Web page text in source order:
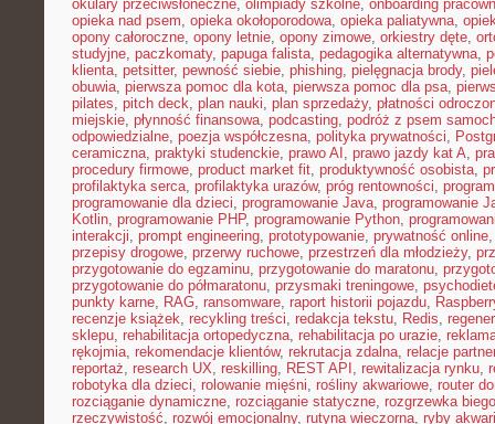
okulary przeciwsłoneczne, olimpiady szkolne, onboarding
opieka nad psem, opieka okołoporodowa, opieka paliatywna,
opony całoroczne, opony letnie, opony zimowe, orkiestry dęte,
studyjne, paczkomaty, papuga falista, pedagogika alternatywna,
klienta, petsitter, pewność siebie, phishing, pielęgnacja brody,
obuwia, pierwsza pomoc dla kota, pierwsza pomoc dla psa,
pilates, pitch deck, plan nauki, plan sprzedaży, płatności
miejskie, płynność finansowa, podcasting, podróż z psem
odpowiedzialne, poezja współczesna, polityka prywatności,
ceramiczna, praktyki studenckie, prawo AI , prawo jazdy kat A,
procedury firmowe, product market fit, produktywność osobista,
profilaktyka serca, profilaktyka urazów, próg rentowności,
programowanie dla dzieci, programowanie Java, programowanie
Kotlin, programowanie PHP, programowanie Python,
interakcji, prompt engineering, prototypowanie, prywatność online
przepisy drogowe, przerwy ruchowe, przestrzeń dla młodzieży,
przygotowanie do egzaminu, przygotowanie do maratonu,
przygotowanie do półmaratonu, przysmaki treningowe,
punkty karne, RAG, ransomware, raport historii pojazdu,
recenzje książek, recykling treści, redakcja tekstu, Redis,
sklepu, rehabilitacja ortopedyczna, rehabilitacja po urazie,
rękojmia, rekomendacje klientów, rekrutacja zdalna, relacje
reportaż, research UX, reskilling, REST API , rewitalizacja rynku,
robotyka dla dzieci, rolowanie mięśni, rośliny akwariowe, router
rozciąganie dynamiczne, rozciąganie statyczne, rozgrzewka
rzeczywistość, rozwój emocjonalny, rutyna wieczorna, ryby